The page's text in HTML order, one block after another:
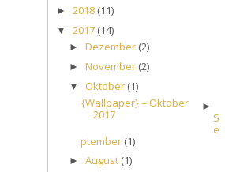
► 2018 (11)
▼ 2017 (14)
► Dezember (2)
► November (2)
▼ Oktober (1)
{Wallpaper} – Oktober
2017
►
S
e
ptember (1)
► August (1)